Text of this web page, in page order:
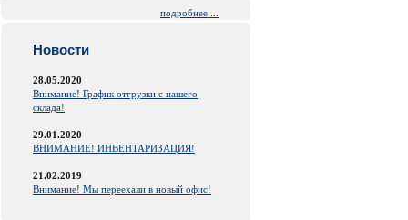
подробнее ...
Новости
28.05.2020
Внимание! График отгрузки с нашего
склада!
29.01.2020
ВНИМАНИЕ! ИНВЕНТАРИЗАЦИЯ!
21.02.2019
Внимание! Мы переехали в новый офис!